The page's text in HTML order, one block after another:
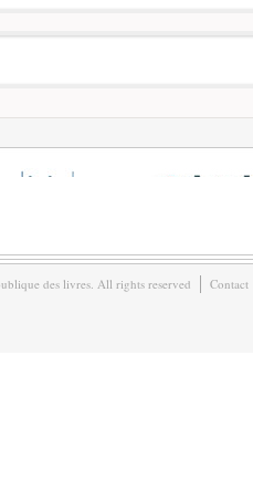
des livres. All rights reserved Contact